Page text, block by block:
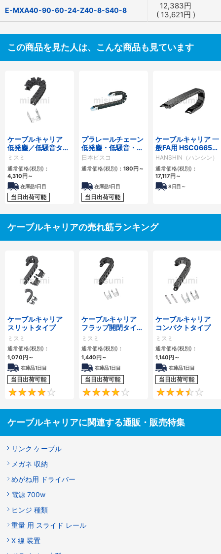
E-MXA40-90-60-24-Z40-8-S40-8 12,383円
( 13,621円 )
この商品を見た人は、こんな商品も見ています
ケーブルキャリア
低発塵／低騒音タイ
プ
ミスミ
通常価格(税別)：
4,310 円 ～
在庫品1日目
当日出荷可能
プラレールチェーン
低発塵・低騒音・フ
ラップ開閉・ヒンジ
連結タイプ SCシリ
ーズ
日本ピスコ
通常価格(税別)： 180 円 ～
在庫品1日目
当日出荷可能
ケーブルキャリア 一
般FA用 HSC0665シ
リーズ
HANSHIN（ハンシン）
通常価格(税別)：
17,117 円 ～
8日目～
ケーブルキャリアの売れ筋ランキング
ケーブルキャリア
スリットタイプ
ミスミ
通常価格(税別)：
1,070 円 ～
在庫品1日目
当日出荷可能
4.1
ケーブルキャリア
フラップ開閉タイ
プ 本体＋取付金具
ミスミ
通常価格(税別)：
1,440 円 ～
在庫品1日目
当日出荷可能
4.2
ケーブルキャリア
コンパクトタイプ
ミスミ
通常価格(税別)：
1,140 円 ～
在庫品1日目
当日出荷可能
ケーブルキャリアに関連する通販・販売特集
リンク ケーブル
メガネ 収納
めがね用 ドライバー
電源 700w
ヒンジ 種類
重量 用 スライド レール
X 線 装置